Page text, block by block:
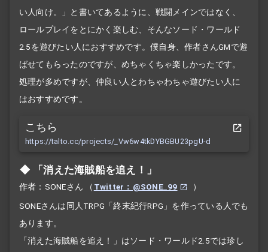
い人向け。」と書いてあるように、戦闘メインではなく、
ロールプレイをとにかく楽しむ、そんなソード・ワールド
2.5を遊びたい人におすすめです。僕自身、作者さんGMで遊
ばせてもらったのですが、めちゃくちゃ楽しかったです。
処理が多めですが、仲良い人とわちゃわちゃ遊びたい人に
はおすすめです。
こちら
https://talto.cc/projects/_Vw6w4tkDYBGBU23pgU-d
「消えた海賊船を追え！」
作者：SONEさん （ Twitter：@SONE_99
）
SONEさんは同人TRPG「終末紀行RPG」を作っている人でも
あります。
「消えた海賊船を追え！」はソード・ワールド2.5では珍し